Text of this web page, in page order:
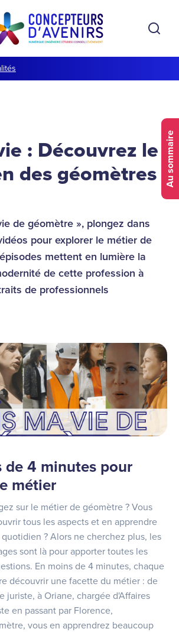
Au sommaire
: Découvrez le
des géomètres
de géomètre », plongez dans
pour explorer le métier de
mettent en lumière la
de cette profession à
de professionnels
de 4 minutes pour
métier
sur le métier de géomètre ? Vous
tous les aspects et en apprendre
? Alors ne cherchez plus, les
sont là pour apporter toutes les
En moins de 4 minutes, chaque
découvrir une facette du métier : de
juriste, à Oriane, chargée d'Affaires
en passant par Florence,
vous en apprendrez beaucoup